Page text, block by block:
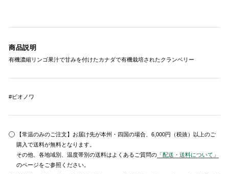
商品説明
有機濃縮リンゴ果汁で甘みを付けたカナダで有機栽培されたクランベリー
#ビオノワ
【常温のみのご注文】お届け先が本州・四国の場合、6,000円（税抜）以上のご
購入で送料が無料となります。
その他、各地域別、温度帯別の送料はよくあるご質問の 「配送・送料について」
のページをご参照ください。